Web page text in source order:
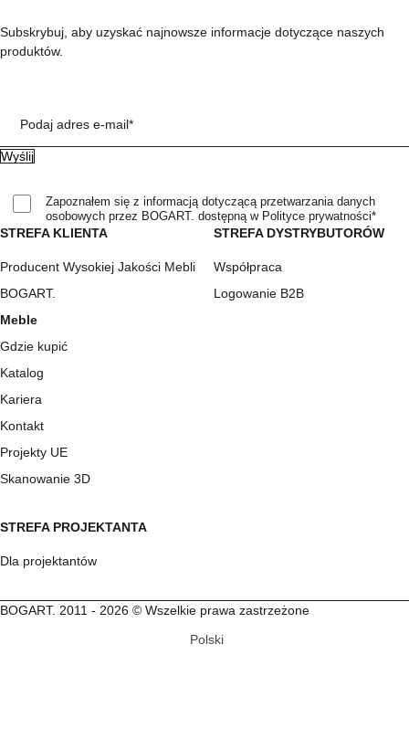
STREFA KLIENTA
Producent Wysokiej Jakości Mebli
BOGART.
Meble
Gdzie kupić
Katalog
Kariera
Kontakt
Projekty UE
Skanowanie 3D
STREFA DYSTRYBUTORÓW
Współpraca
Logowanie B2B
STREFA PROJEKTANTA
Dla projektantów
Subskrybuj, aby uzyskać najnowsze informacje dotyczące naszych
produktów.
Podaj adres e-mail*
Zapoznałem się z informacją dotyczącą przetwarzania danych
osobowych przez BOGART. dostępną w Polityce prywatności*
BOGART. 2011 - 2026 © Wszelkie prawa zastrzeżone
Polski